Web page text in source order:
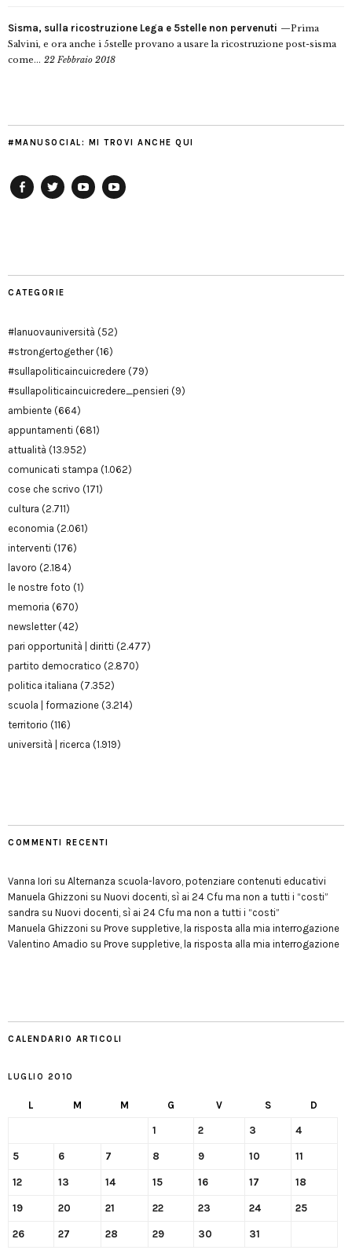
Sisma, sulla ricostruzione Lega e 5stelle non pervenuti
Prima
Salvini, e ora anche i 5stelle provano a usare la ricostruzione post-sisma
come... 22 Febbraio 2018
#MANUSOCIAL: MI TROVI ANCHE QUI
CATEGORIE
#lanuovauniversità (52)
#strongertogether(16)
#sullapoliticaincuicredere (79)
#sullapoliticaincuicredere_pensieri (9)
ambiente (664)
appuntamenti (681)
attualità (13.952)
comunicati stampa (1.062)
cose che scrivo (171)
cultura (2.711)
economia (2.061)
interventi (176)
lavoro (2.184)
le nostre foto (1)
memoria (670)
newsletter(42)
pari opportunità | diritti (2.477)
partito democratico (2.870)
politica italiana (7.352)
scuola | formazione (3.214)
territorio (116)
università | ricerca (1.919)
COMMENTI RECENTI
Vanna Iori su Alternanza scuola-lavoro, potenziare contenuti educativi
Manuela Ghizzoni su Nuovi docenti, sì ai 24 Cfu ma non a tutti i “costi”
sandra su Nuovi docenti, sì ai 24 Cfu ma non a tutti i “costi”
Manuela Ghizzoni su Prove suppletive, la risposta alla mia interrogazione
Valentino Amadio su Prove suppletive, la risposta alla mia interrogazione
CALENDARIO ARTICOLI
LUGLIO 2010
L M M G V S D
1 2 3 4
5 6 7 8 9 10 11
12 13 14 15 16 17 18
19 20 21 22 23 24 25
26 27 28 29 30 31